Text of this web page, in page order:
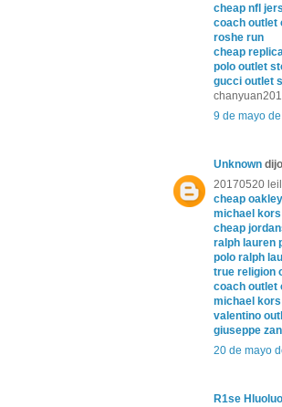
cheap nfl
coach outlet
roshe run
cheap
polo outlet
gucci outlet
9 de mayo
Unknown
20170520
cheap
michael
cheap
ralph lauren
polo ralph
true religion
coach outlet
michael
valentino
giuseppe
20 de mayo
R1se Hluoluo